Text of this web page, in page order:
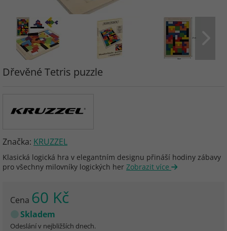
Dřevěné Tetris puzzle
Značka: KRUZZEL
Klasická logická hra v elegantním designu přináší hodiny zábavy
pro všechny milovníky logických her Zobrazit více
Cena 60 Kč
Skladem
Odeslání v nejbližších dnech.